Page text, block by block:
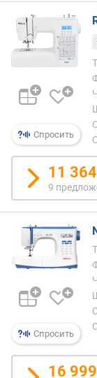
а
я
ш
и
р
и
н
с
т
р
о
ч
к
(
м
м
к
с
Спросить
11
9
Спросить
16